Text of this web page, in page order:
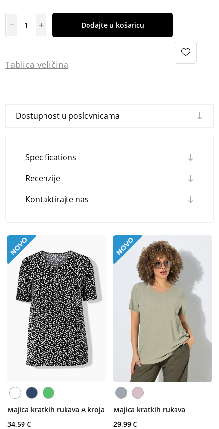
Dodajte u košaricu
Tablica veličina
Dostupnost u poslovnicama
Specifications
Recenzije
Kontaktirajte nas
Majica kratkih rukava A kroja
34,59 €
Majica kratkih rukava
29,99 €